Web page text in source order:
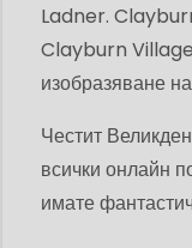
Ladner.
Clayburn
изобразяване
Честит
всички онлайн
имате